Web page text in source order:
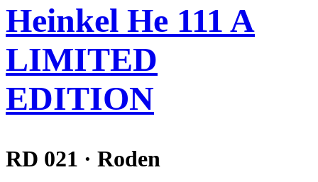
Heinkel He 111 A
LIMITED
EDITION
RD 021 · Roden